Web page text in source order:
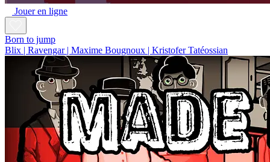
Jouer en ligne
Born to jump
Blix | Ravengar | Maxime Bougnoux | Kristofer Tatéossian